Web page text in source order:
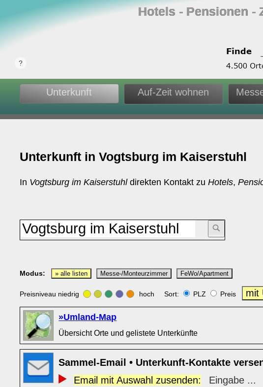
Hotels ‐ Pensionen
Unterkunft Auf-Zeit wohnen
Unterkunft in Vogtsburg im Kaiserstuhl
In Vogtsburg im Kaiserstuhldirekten Kontakt zuHotels,
Modus: » alle listen Messe-/Monteurzimmer FeWo/Apartment
Preisniveau niedrig hoch Sort: PLZ Preis mit
»Umland-Map
Übersicht Orte und gelistete Unterkünfte
Sammel-Email • Unterkunft-Kontakte
Email mit Auswahl zusenden:
Eingabe ...